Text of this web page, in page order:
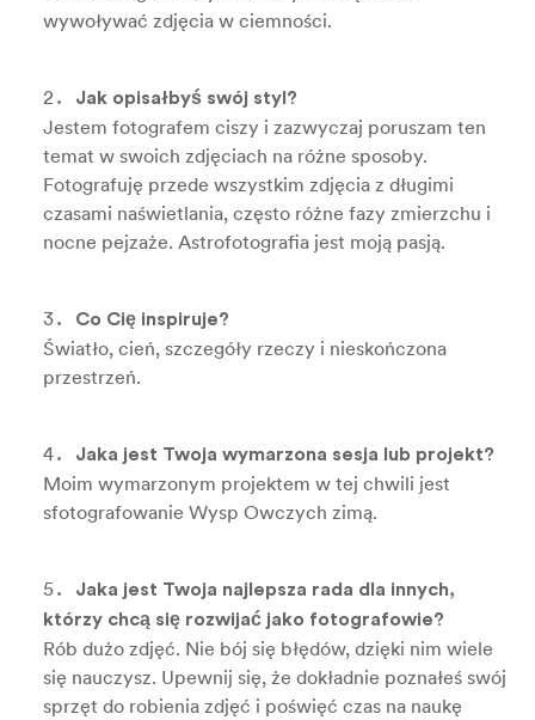
wywoływać zdjęcia w ciemności.
Jak opisałbyś swój styl?
Jestem fotografem ciszy i zazwyczaj poruszam ten
temat w swoich zdjęciach na różne sposoby.
Fotografuję przede wszystkim zdjęcia z długimi
czasami naświetlania, często różne fazy zmierzchu i
nocne pejzaże. Astrofotografia jest moją pasją.
Co Cię inspiruje?
Światło, cień, szczegóły rzeczy i nieskończona
przestrzeń.
Jaka jest Twoja wymarzona sesja lub projekt?
Moim wymarzonym projektem w tej chwili jest
sfotografowanie Wysp Owczych zimą.
Jaka jest Twoja najlepsza rada dla innych,
którzy chcą się rozwijać jako fotografowie?
Rób dużo zdjęć. Nie bój się błędów, dzięki nim wiele
się nauczysz. Upewnij się, że dokładnie poznałeś swój
sprzęt do robienia zdjęć i poświęć czas na naukę